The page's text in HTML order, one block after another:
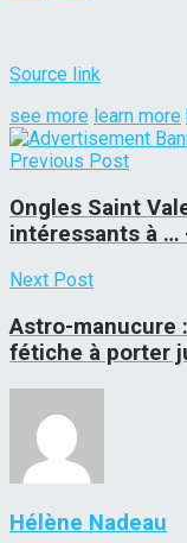
Source link
see more learn more
Previous Post
Ongles Saint
intéressants à …
Next Post
Astro-manucure
fétiche à porter
Hélène Nadeau